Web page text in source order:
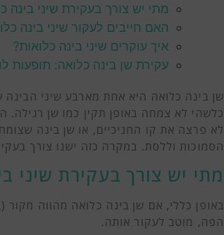
מתי יש צורך בעקירת שיני בינה
האם חייבים לעקור שיני בינה
איך עוקרים שיני בינה כלואות?
עקירת שן בינה כלואה: תופעות
שן בינה כלואה היא אחת מארבע שיני
כלשהי לא צמחה באופן תקין כמו שן רגילה.
לא פרצה את קו החניכיים, או שן בינה
הסמוכות וללסת. במקרה כזה ישנו צורך
מתי יש צורך בעקירת שיני
באופן כללי, אם שן בינה כלואה מהווה מקור
הפה, מוטב לעקור אותה.